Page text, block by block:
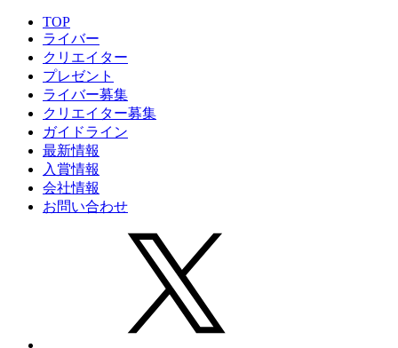
TOP
ライバー
クリエイター
プレゼント
ライバー募集
クリエイター募集
ガイドライン
最新情報
入賞情報
会社情報
お問い合わせ